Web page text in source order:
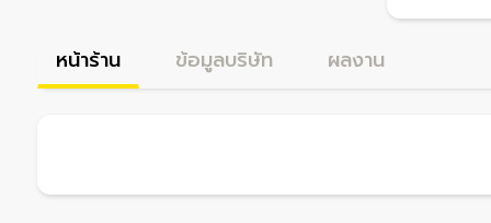
หน้าร้าน ข้อมูลบริษัท ผลงาน